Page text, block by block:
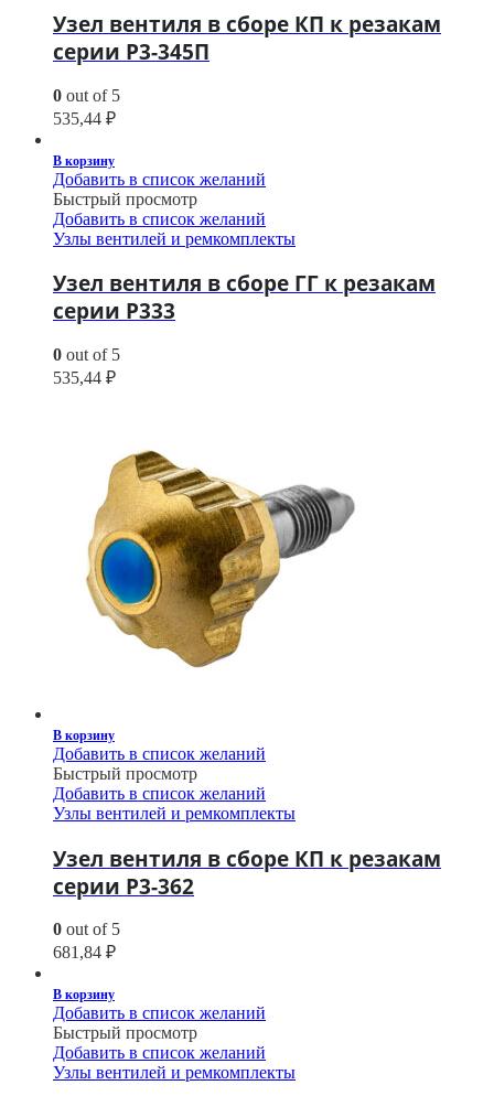
Узел вентиля в сборе КП к резакам
серии Р3-345П
0 out of 5
535,44 ₽
В корзину
Добавить в список желаний
Быстрый просмотр
Добавить в список желаний
Узлы вентилей и ремкомплекты
Узел вентиля в сборе ГГ к резакам
серии Р333
0 out of 5
535,44 ₽
В корзину
Добавить в список желаний
Быстрый просмотр
Добавить в список желаний
Узлы вентилей и ремкомплекты
Узел вентиля в сборе КП к резакам
серии Р3-362
0 out of 5
681,84 ₽
В корзину
Добавить в список желаний
Быстрый просмотр
Добавить в список желаний
Узлы вентилей и ремкомплекты